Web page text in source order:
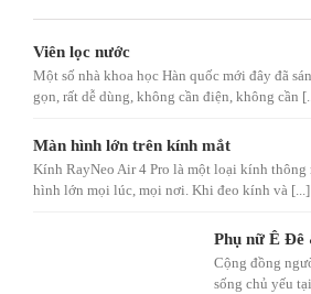
Viên lọc nước
Một số nhà khoa học Hàn quốc mới đây đã
gọn, rất dễ dùng, không cần điện, không cần
Màn hình lớn trên kính mắt
Kính RayNeo Air 4 Pro là một loại kính thông
hình lớn mọi lúc, mọi nơi. Khi đeo kính và [...]
Phụ nữ Ê Đê
Cộng đồng
sống chủ yếu